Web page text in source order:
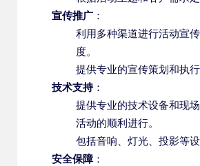
宣传推广 ：
利用多种渠道进行活动宣
度。
提供专业的宣传策划和执行
技术支持：
提供专业的技术设备和现
活动的顺利进行。
包括音响、灯光、投影等设
安全保障：